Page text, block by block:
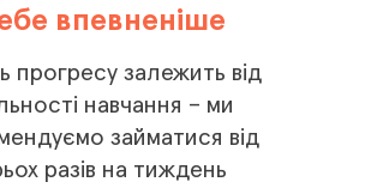
впевненіше
прогресу залежить від
навчання – ми
займатися від
разів на тиждень